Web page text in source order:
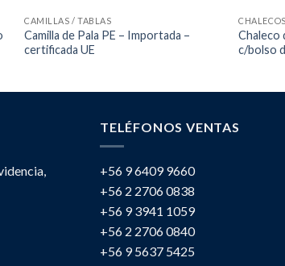
CAMILLAS / TABLAS
Camilla de Pala PE – Importada –
certificada UE
Chaleco
c/bolso
TELÉFONOS VENTAS
+56 9 6409 9660
+56 2 2706 0838
+56 9 3941 1059
+56 2 2706 0840
+56 9 5637 5425